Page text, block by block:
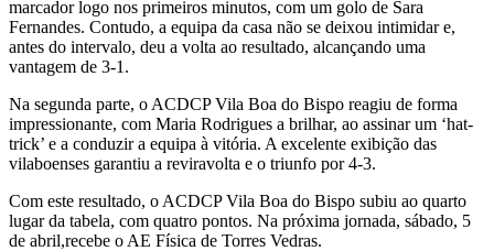
marcador logo nos primeiros minutos, com um golo de Sara
Fernandes. Contudo, a equipa da casa não se deixou intimidar e,
antes do intervalo, deu a volta ao resultado, alcançando uma
vantagem de 3-1.
Na segunda parte, o ACDCP Vila Boa do Bispo reagiu de forma
impressionante, com Maria Rodrigues a brilhar, ao assinar um ‘hat-
trick’ e a conduzir a equipa à vitória. A excelente exibição das
vilaboenses garantiu a reviravolta e o triunfo por 4-3.
Com este resultado, o ACDCP Vila Boa do Bispo subiu ao quarto
lugar da tabela, com quatro pontos. Na próxima jornada, sábado, 5
de abril,recebe o AE Física de Torres Vedras.